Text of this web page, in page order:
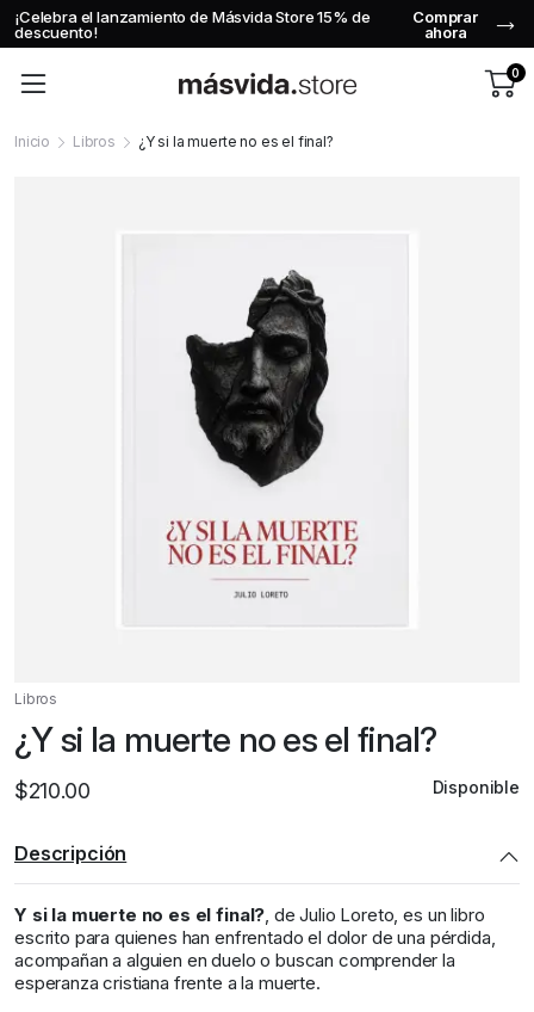
¡Celebra el lanzamiento de Másvida Store 15% de
descuento!
Comprar
ahora
0
Inicio Libros ¿Y si la muerte no es el final?
Libros
¿Y si la muerte no es el final?
$210.00 Disponible
Descripción
Y si la muerte no es el final?, de Julio Loreto, es un libro
escrito para quienes han enfrentado el dolor de una pérdida,
acompañan a alguien en duelo o buscan comprender la
esperanza cristiana frente a la muerte.